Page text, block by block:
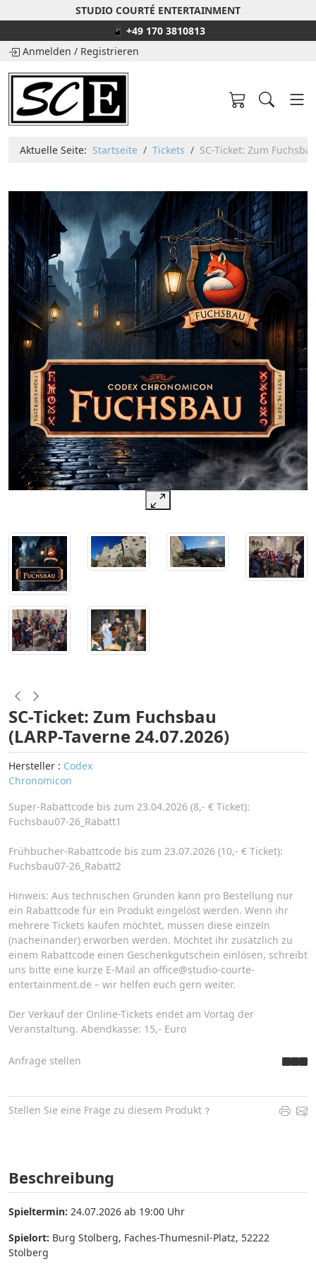
STUDIO COURTÉ ENTERTAINMENT
📱 +49 170 3810813
Anmelden / Registrieren
Aktuelle Seite: Startseite Tickets SC-Ticket: Zum
SC-Ticket: Zum Fuchsbau
(LARP-Taverne 24.07.2026)
Hersteller : Codex
Chronomicon
Super-Rabattcode bis zum 23.04.2026 (8,- € Ticket):
Fuchsbau07-26_Rabatt1
Frühbucher-Rabattcode bis zum 23.07.2026 (10,- € Ticket):
Fuchsbau07-26_Rabatt2
Hinweis: Aus technischen Gründen kann pro Bestellung nur
ein Rabattcode für ein Produkt eingelöst werden. Wenn ihr
mehrere Tickets kaufen möchtet, müssen diese einzeln
(nacheinander) erworben werden. Möchtet ihr zusätzlich zu
einem Rabattcode einen Geschenkgutschein einlösen, schreibt
uns bitte eine kurze E-Mail an office@studio-courte-
entertainment.de – wir helfen euch gern weiter.
Der Verkauf der Online-Tickets endet am Vortag der
Veranstaltung. Abendkasse: 15,- Euro
Anfrage stellen
Stellen Sie eine Frage zu diesem Produkt
Beschreibung
Spieltermin: 24.07.2026 ab 19:00 Uhr
Spielort: Burg Stolberg, Faches-Thumesnil-Platz, 52222
Stolberg